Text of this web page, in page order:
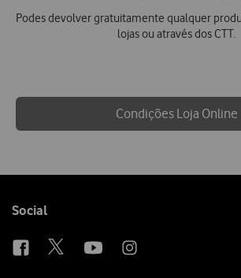
Podes devolver gratuitamente qualquer
lojas ou através dos CTT.
Condições Loja Online
Follow
Social